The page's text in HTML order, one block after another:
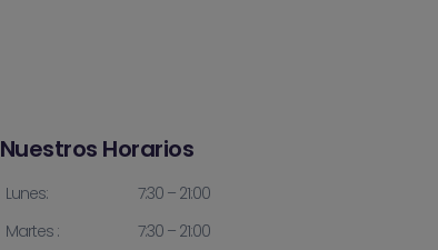
Nuestros Horarios
Lunes:
7:30 – 21:00
Martes :
7:30 – 21:00